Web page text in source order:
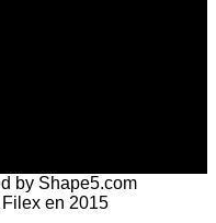
by Shape5.com
en 2015